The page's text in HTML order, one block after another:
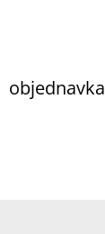
objednavka